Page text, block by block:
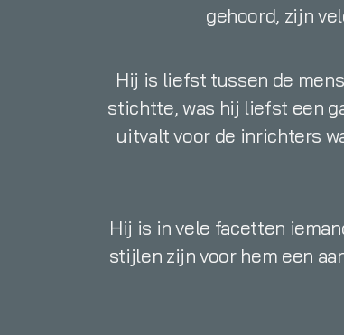
gehoord, zijn
Hij is liefst tussen de
stichtte, was hij liefst een
uitvalt voor de inrichters
Hij is in vele facetten
stijlen zijn voor hem een